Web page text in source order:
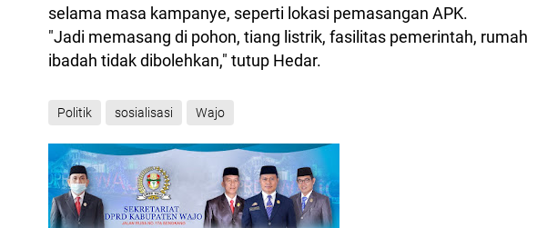
selama masa kampanye, seperti lokasi pemasangan APK.
"Jadi memasang di pohon, tiang listrik, fasilitas pemerintah, rumah
ibadah tidak dibolehkan," tutup Hedar.
Politik sosialisasi Wajo